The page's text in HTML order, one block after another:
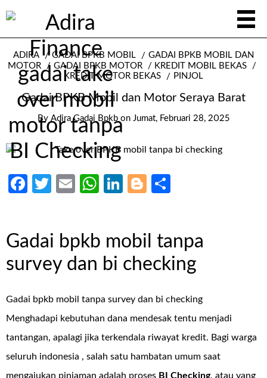
ADIRA GADAI BPKB MOBIL
GADAI BPKB MOBIL DAN
MOTOR
GADAI BPKB MOTOR
KREDIT MOBIL BEKAS
KREDIT MOTOR BEKAS
PINJOL
Gadai BPKB Mobil dan Motor Seraya Barat
By Adira Gadai Bpkb on Jumat, Februari 28, 2025
Facebook
Twitter
EmailWhatsApp
LinkedIn
Blogger
Gadai bpkb mobil tanpa
survey dan bi checking
Gadai bpkb mobil tanpa survey dan bi checking
Menghadapi kebutuhan dana mendesak tentu menjadi
tantangan, apalagi jika terkendala riwayat kredit. Bagi warga
seluruh indonesia , salah satu hambatan umum saat
mengajukan pinjaman adalah proses BI Checking, atau yang